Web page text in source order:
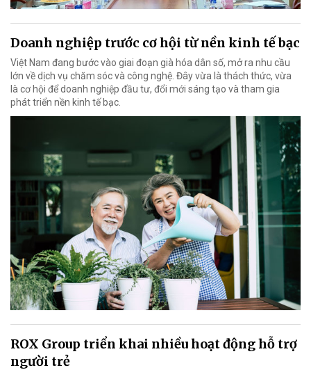
Doanh nghiệp trước cơ hội từ nền kinh tế bạc
Việt Nam đang bước vào giai đoạn già hóa dân số, mở ra nhu cầu
lớn về dịch vụ chăm sóc và công nghệ. Đây vừa là thách thức, vừa
là cơ hội để doanh nghiệp đầu tư, đổi mới sáng tạo và tham gia
phát triển nền kinh tế bạc.
ROX Group triển khai nhiều hoạt động hỗ trợ
người trẻ